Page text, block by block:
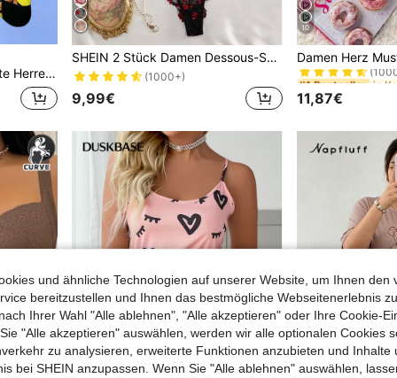
für Alltag, Urlaub & Party Anlässe
SHEIN 2 Stück Damen Dessous-Set mit herzförmigem Strass-Dekor und Stickerei, sexy
(1000+)
9,99€
10
#1 Bestseller
#1 Bestseller
#1 Bestseller
#1 Bestseller
11,87€
und ähnliche Technologien auf unserer Website, um Ihnen den
bereitzustellen und Ihnen das bestmögliche Webseitenerlebnis
Ihrer Wahl "Alle ablehnen", "Alle akzeptieren" oder Ihre Cookie-
"Alle akzeptieren" auswählen, werden wir alle optionalen Cookies
zu analysieren, erweiterte Funktionen anzubieten und Inhalte
bei SHEIN anzupassen. Wenn Sie "Alle ablehnen" auswählen,